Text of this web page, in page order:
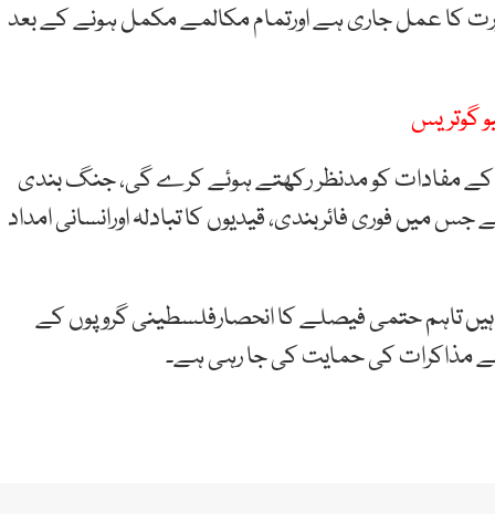
کا عمل جاری ہے اورتمام مکالمے مکمل ہونے کے بعد
گوتریس
مفادات کو مدنظر رکھتے ہوئے کرے گی، جنگ بندی
میں فوری فائربندی، قیدیوں کا تبادلہ اورانسانی امداد
تاہم حتمی فیصلے کا انحصارفلسطینی گروپوں کے
سے مذاکرات کی حمایت کی جا رہی ہے۔